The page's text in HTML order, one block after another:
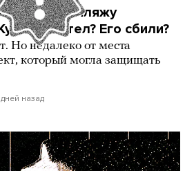
попал по пляжу
он летел? Его сбили?
Но недалеко от места
который могла защищать
назад